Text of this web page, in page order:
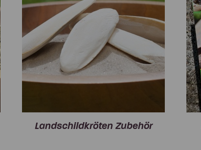
Landschildkröten Zubehör